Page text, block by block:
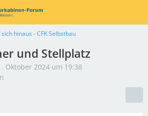
hinaus - CFK Selbstbau
und Stellplatz
Oktober 2024 um 19:38